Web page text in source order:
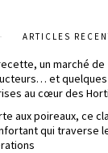
ARTICLES
un marché de
et
au cœur des
aux poireaux, ce
qui traverse